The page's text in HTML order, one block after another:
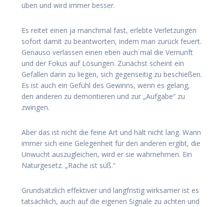
üben und wird immer besser.
Es reitet einen ja manchmal fast, erlebte Verletzungen
sofort damit zu beantworten, indem man zurück feuert.
Genauso verlassen einen eben auch mal die Vernunft
und der Fokus auf Lösungen. Zunächst scheint ein
Gefallen darin zu liegen, sich gegenseitig zu beschießen.
Es ist auch ein Gefühl des Gewinns, wenn es gelang,
den anderen zu demontieren und zur „Aufgabe“ zu
zwingen.
Aber das ist nicht die feine Art und hält nicht lang. Wann
immer sich eine Gelegenheit für den anderen ergibt, die
Unwucht auszugleichen, wird er sie wahrnehmen. Ein
Naturgesetz. „Rache ist süß.“
Grundsätzlich effektiver und langfristig wirksamer ist es
tatsächlich, auch auf die eigenen Signale zu achten und